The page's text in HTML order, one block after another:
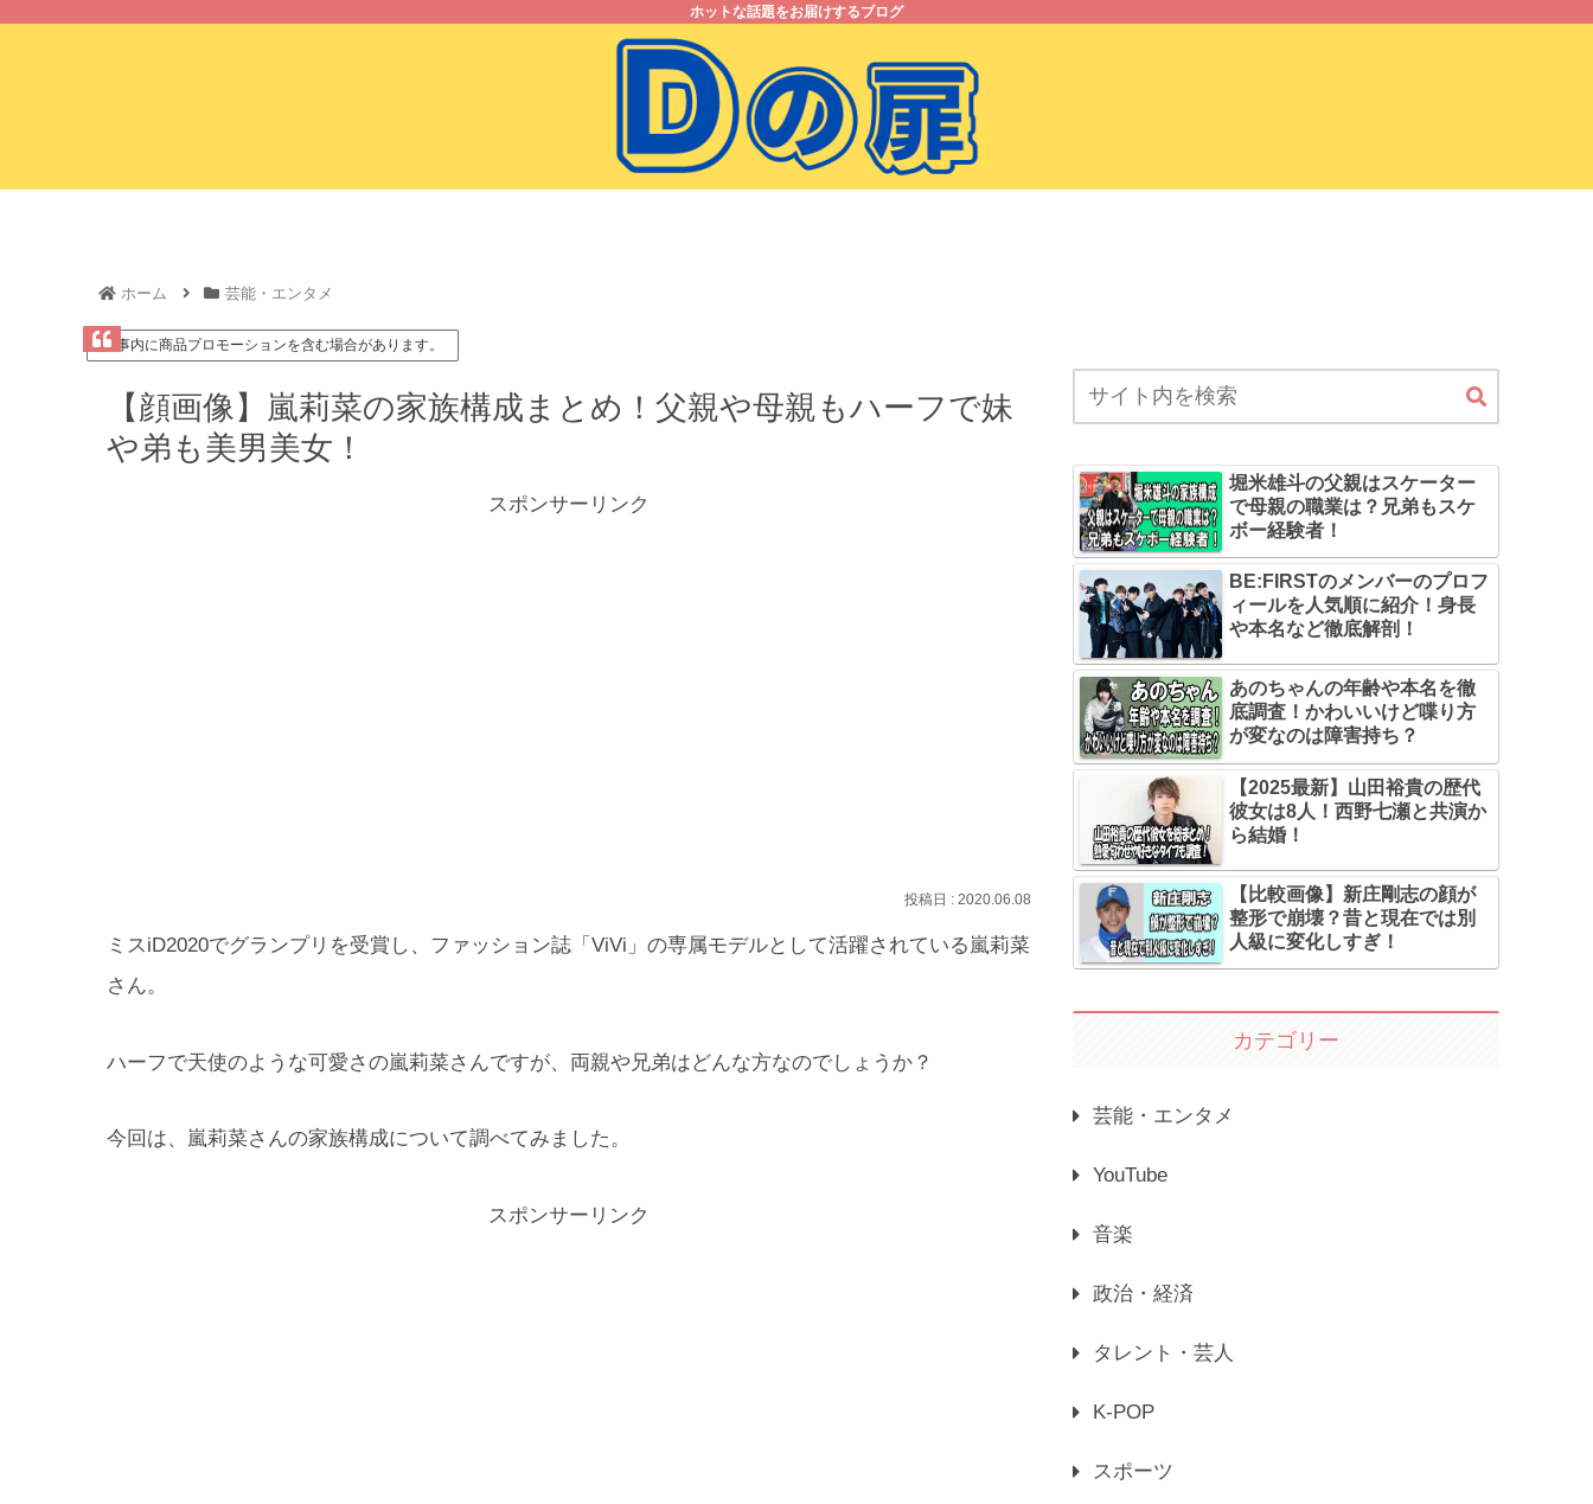
ホットな話題をお届けするブログ
ホーム 芸能・エンタメ
記事内に商品プロモーションを含む場合があります。
【顔画像】嵐莉菜の家族構成まとめ！父親や母親もハーフで妹
や弟も美男美女！
スポンサーリンク
2020.06.08
ミスiD2020でグランプリを受賞し、ファッション誌「ViVi」の専属モデルとして活躍されている嵐莉菜
さん。
ハーフで天使のような可愛さの嵐莉菜さんですが、両親や兄弟はどんな方なのでしょうか？
今回は、嵐莉菜さんの家族構成について調べてみました。
スポンサーリンク
堀米雄斗の父親はスケーター
で母親の職業は？兄弟もスケ
ボー経験者！
BE:FIRSTのメンバーのプロフ
ィールを人気順に紹介！身長
や本名など徹底解剖！
あのちゃんの年齢や本名を徹
底調査！かわいいけど喋り方
が変なのは障害持ち？
【2025最新】山田裕貴の歴代
彼女は8人！西野七瀬と共演か
ら結婚！
【比較画像】新庄剛志の顔が
整形で崩壊？昔と現在では別
人級に変化しすぎ！
カテゴリー
芸能・エンタメ
YouTube
音楽
政治・経済
タレント・芸人
K-POP
スポーツ